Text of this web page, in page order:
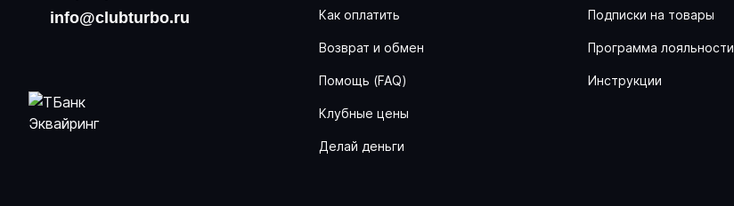
info@clubturbo.ru
Как оплатить
Возврат и обмен
Помощь (FAQ)
Клубные цены
Делай деньги
Подписки на товары
Программа лояльности
Инструкции